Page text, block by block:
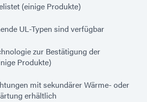
(einige Produkte)
UL-Typen sind verfügbar
zur Bestätigung der
Produkte)
mit sekundärer Wärme- oder
erhältlich